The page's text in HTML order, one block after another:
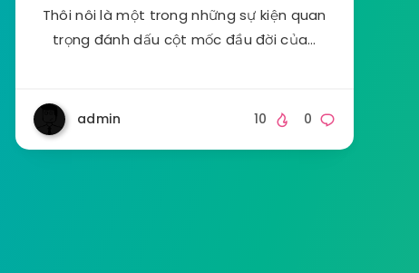
Thôi nôi là một trong những sự kiện quan
trọng đánh dấu cột mốc đầu đời của…
admin 0
10